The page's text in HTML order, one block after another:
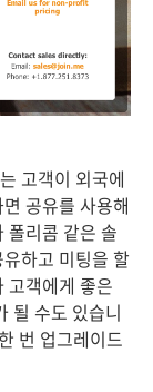
고객이 외국에
공유를 사용해
폴리콤 같은 솔
하고 미팅을 할
고객에게 좋은
될 수도 있습니
번 업그레이드